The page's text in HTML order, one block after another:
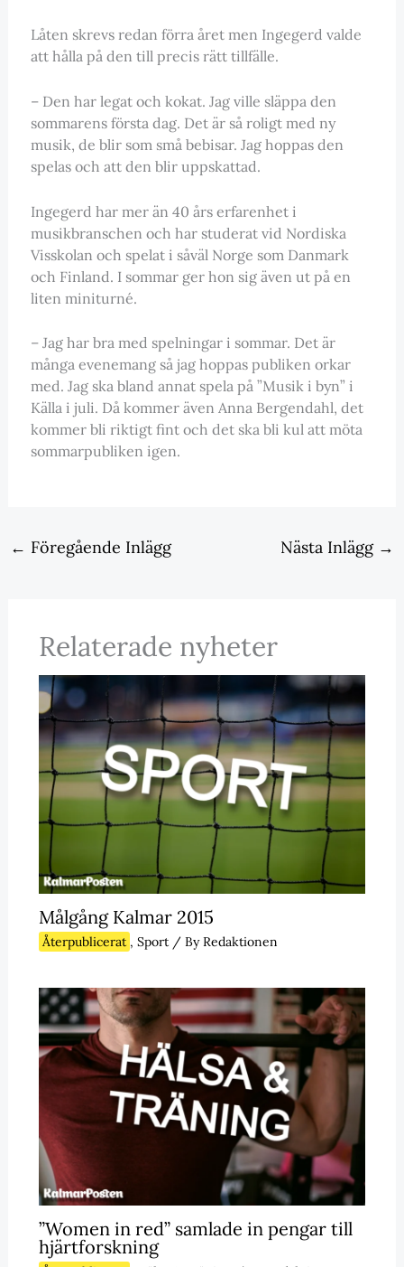
Låten skrevs redan förra året men Ingegerd valde
att hålla på den till precis rätt tillfälle.
– Den har legat och kokat. Jag ville släppa den
sommarens första dag. Det är så roligt med ny
musik, de blir som små bebisar. Jag hoppas den
spelas och att den blir uppskattad.
Ingegerd har mer än 40 års erfarenhet i
musikbranschen och har studerat vid Nordiska
Visskolan och spelat i såväl Norge som Danmark
och Finland. I sommar ger hon sig även ut på en
liten miniturné.
– Jag har bra med spelningar i sommar. Det är
många evenemang så jag hoppas publiken orkar
med. Jag ska bland annat spela på ”Musik i byn” i
Källa i juli. Då kommer även Anna Bergendahl, det
kommer bli riktigt fint och det ska bli kul att möta
sommarpubliken igen.
← Föregående Inlägg Nästa Inlägg →
Relaterade nyheter
Målgång Kalmar 2015
Återpublicerat , Sport/ ByRedaktionen
”Women in red” samlade in pengar till
hjärtforskning